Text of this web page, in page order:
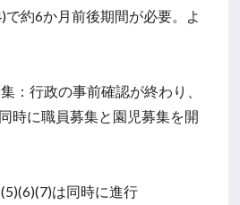
で約6か月前後期間が必要。よ
：行政の事前確認が終わり、
時に職員募集と園児募集を開
は同時に進行